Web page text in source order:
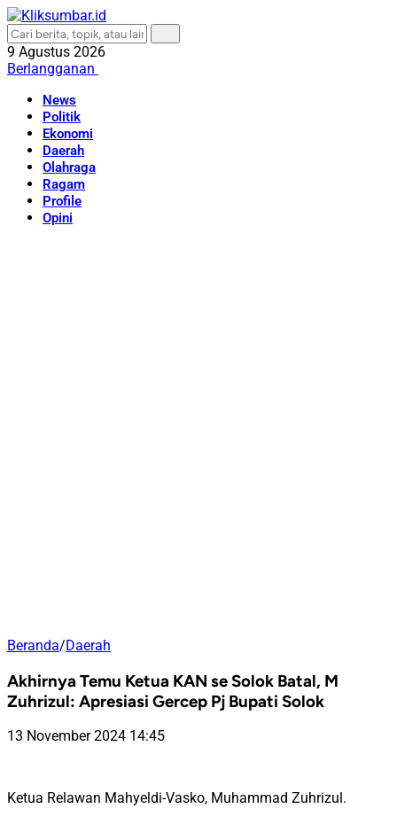
9 Agustus 2026
Berlangganan
News
Politik
Ekonomi
Daerah
Olahraga
Ragam
Profile
Opini
Beranda/Daerah
Akhirnya Temu Ketua KAN se Solok Batal, M
Zuhrizul: Apresiasi Gercep Pj Bupati Solok
13 November 2024 14:45
Ketua Relawan Mahyeldi-Vasko, Muhammad Zuhrizul.